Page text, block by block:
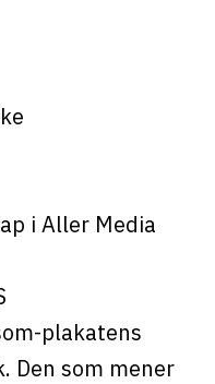
i Aller Media
plakatens
Den som mener